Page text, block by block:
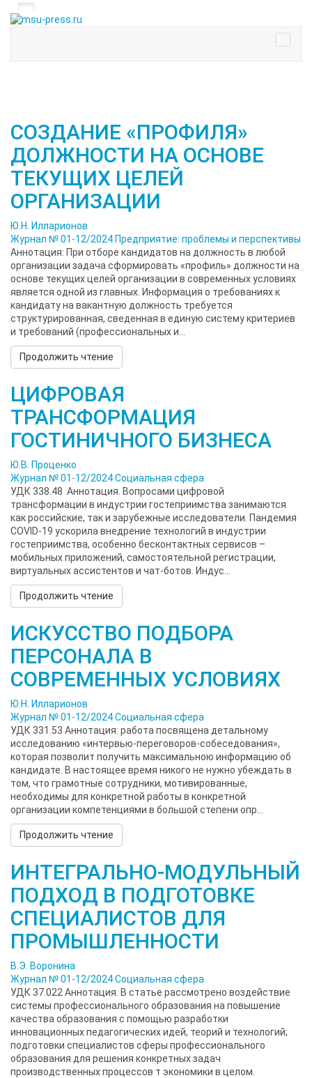
СОЗДАНИЕ «ПРОФИЛЯ»
ДОЛЖНОСТИ НА ОСНОВЕ
ТЕКУЩИХ ЦЕЛЕЙ
ОРГАНИЗАЦИИ
Ю.Н. Илларионов
Журнал № 01-12/2024 Предприятие: проблемы и перспективы
Аннотация: При отборе кандидатов на должность в любой
организации задача сформировать «профиль» должности на
основе текущих целей организации в современных условиях
является одной из главных. Информация о требованиях к
кандидату на вакантную должность требуется
структурированная, сведенная в единую систему критериев
и требований (профессиональных и...
Продолжить чтение
ЦИФРОВАЯ
ТРАНСФОРМАЦИЯ
ГОСТИНИЧНОГО БИЗНЕСА
Ю.В. Проценко
Журнал № 01-12/2024Социальная сфера
УДК 338.48 Аннотация. Вопросами цифровой
трансформации в индустрии гостеприимства занимаются
как российские, так и зарубежные исследователи. Пандемия
COVID-19 ускорила внедрение технологий в индустрии
гостеприимства, особенно бесконтактных сервисов –
мобильных приложений, самостоятельной регистрации,
виртуальных ассистентов и чат-ботов. Индус...
Продолжить чтение
ИСКУССТВО ПОДБОРА
ПЕРСОНАЛА В
CОВРЕМЕННЫХ УСЛОВИЯХ
Ю.Н. Илларионов
Журнал № 01-12/2024Социальная сфера
УДК 331.53 Аннотация: работа посвящена детальному
исследованию «интервью-переговоров-собеседования»,
которая позволит получить максимальною информацию об
кандидате. В настоящее время никого не нужно убеждать в
том, что грамотные сотрудники, мотивированные,
необходимы для конкретной работы в конкретной
организации компетенциями в большой степени опр...
Продолжить чтение
ИНТЕГРАЛЬНО-МОДУЛЬНЫЙ
ПОДХОД В ПОДГОТОВКЕ
СПЕЦИАЛИСТОВ ДЛЯ
ПРОМЫШЛЕННОСТИ
В.Э. Воронина
Журнал № 01-12/2024Социальная сфера
УДК 37.022 Аннотация. В статье рассмотрено воздействие
системы профессионального образования на повышение
качества образования с помощью разработки
инновационных педагогических идей, теорий и технологий;
подготовки специалистов сферы профессионального
образования для решения конкретных задач
производственных процессов т экономики в целом.